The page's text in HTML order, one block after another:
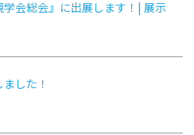
学会総会』に出展します！| 展示
した！